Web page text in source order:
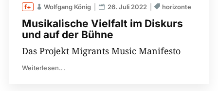
Musikalische Vielfalt im Diskurs
und auf der Bühne
Wolfgang König 26. Juli 2022 horizonte
Das Projekt Migrants Music Manifesto
Weiterlesen...